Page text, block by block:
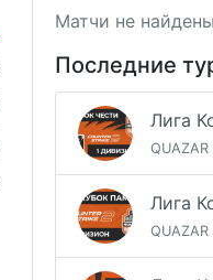
Матчи не
Последние
QUAZAR
QUAZAR